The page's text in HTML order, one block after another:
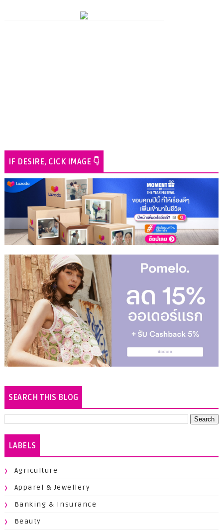
IF DESIRE, CICK IMAGE 👇
SEARCH THIS BLOG
LABELS
Agriculture
Apparel & Jewellery
Banking & Insurance
Beauty